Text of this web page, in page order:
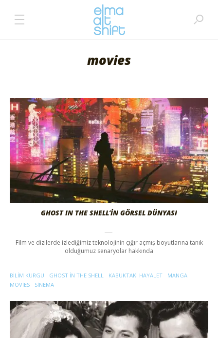
movies
GHOST IN THE SHELL’İN GÖRSEL DÜNYASI
Film ve dizilerde izlediğimiz teknolojinin çığır açmış boyutlarına tanık
olduğumuz senaryolar hakkında
BILIM KURGU GHOST IN THE SHELL KABUKTAKI HAYALET
MANGA
MOVIES
SINEMA